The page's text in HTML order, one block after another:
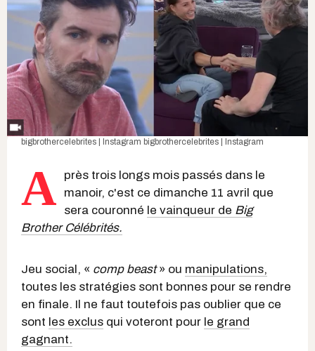
bigbrothercelebrites | Instagram bigbrothercelebrites | Instagram
A
près trois longs mois passés dans le
manoir, c'est ce dimanche 11 avril que
sera couronné le vainqueur de Big
Brother Célébrités.
Jeu social, « comp beast» ou manipulations,
toutes les stratégies sont bonnes pour se rendre
en finale. Il ne faut toutefois pas oublier que ce
sont les exclus qui voteront pour le grand
gagnant.